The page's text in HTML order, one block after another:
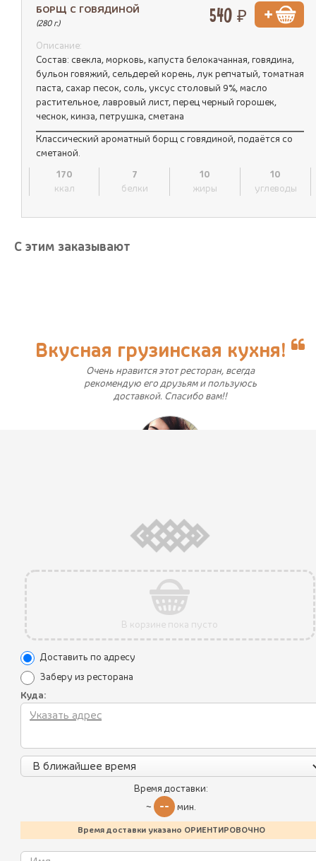
Все блюда
Пикник по-грузински
Летнее меню
БОРЩ С ГОВЯДИНОЙ
(280 г.) 540 ₽
Описание:
Состав: свекла, морковь, капуста белокачанная, говядина,
бульон говяжий, сельдерей корень, лук репчатый, томатная
паста, сахар песок, соль, уксус столовый 9%, масло
растительное, лавровый лист, перец черный горошек,
чеснок, кинза, петрушка, сметана
Классический ароматный борщ с говядиной, подаётся со
сметаной.
170
ккал
7
белки
10
жиры
10
углеводы
С этим заказывают
Вкусная грузинская кухня!
Очень нравится этот ресторан, всегда
рекомендую его друзьям и пользуюсь
доставкой. Спасибо вам!!
В корзине пока пусто
Доставить по адресу
Заберу из ресторана
Куда:
Время доставки:
~ -- мин.
Время доставки указано ОРИЕНТИРОВОЧНО
Уникальные преимущества
Условия использования
Политика конфиденциальности
Контакты